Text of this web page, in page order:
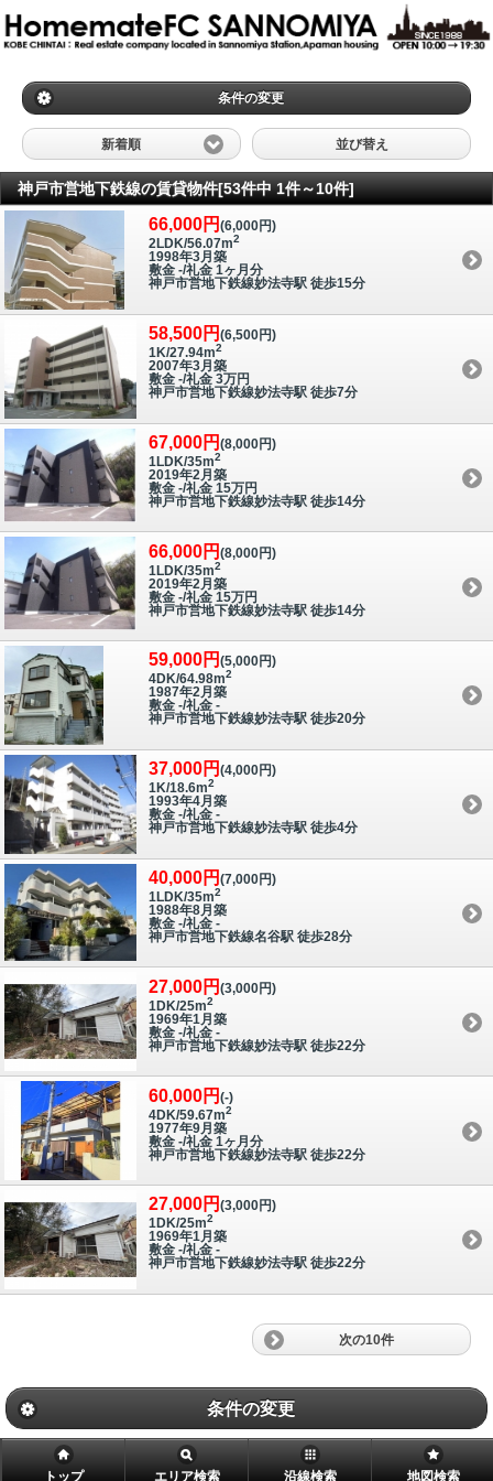
条件の変更
新着順 並び替え
神戸市営地下鉄線の賃貸物件[53件中 1件～10件]
66,000円 (6,000円)
2LDK/56.07m2
1998年3月築
敷金 -/礼金 1ヶ月分
神戸市営地下鉄線妙法寺駅 徒歩15分
58,500円 (6,500円)
1K/27.94m2
2007年3月築
敷金 -/礼金 3万円
神戸市営地下鉄線妙法寺駅 徒歩7分
67,000円 (8,000円)
1LDK/35m2
2019年2月築
敷金 -/礼金 15万円
神戸市営地下鉄線妙法寺駅 徒歩14分
66,000円 (8,000円)
1LDK/35m2
2019年2月築
敷金 -/礼金 15万円
神戸市営地下鉄線妙法寺駅 徒歩14分
59,000円 (5,000円)
4DK/64.98m2
1987年2月築
敷金 -/礼金 -
神戸市営地下鉄線妙法寺駅 徒歩20分
37,000円 (4,000円)
1K/18.6m2
1993年4月築
敷金 -/礼金 -
神戸市営地下鉄線妙法寺駅 徒歩4分
40,000円 (7,000円)
1LDK/35m2
1988年8月築
敷金 -/礼金 -
神戸市営地下鉄線名谷駅 徒歩28分
27,000円 (3,000円)
1DK/25m2
1969年1月築
敷金 -/礼金 -
神戸市営地下鉄線妙法寺駅 徒歩22分
60,000円 (-)
4DK/59.67m2
1977年9月築
敷金 -/礼金 1ヶ月分
神戸市営地下鉄線妙法寺駅 徒歩22分
27,000円 (3,000円)
1DK/25m2
1969年1月築
敷金 -/礼金 -
神戸市営地下鉄線妙法寺駅 徒歩22分
次の10件
条件の変更
トップ エリア検索 沿線検索 地図検索